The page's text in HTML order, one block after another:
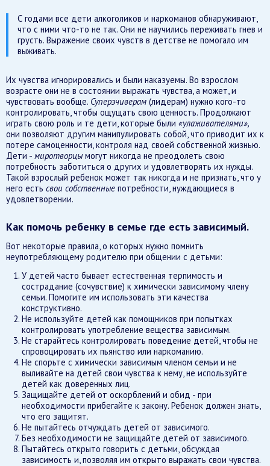
С годами все дети алкоголиков и наркоманов обнаруживают,
что с ними что-то не так. Они не научились переживать гнев и
грусть. Выражение своих чувств в детстве не помогало им
выживать.
Их чувства игнорировались и были наказуемы. Во взрослом
возрасте они не в состоянии выражать чувства, а может, и
чувствовать вообще. Суперэчиверам(лидерам) нужно кого-то
контролировать, чтобы ощущать свою ценность. Продолжают
играть свою роль и те дети, которые были «улаживателями»,
они позволяют другим манипулировать собой, что приводит их к
потере самоценности, контроля над своей собственной жизнью.
Дети - миротворцымогут никогда не преодолеть свою
потребность заботиться о других и удовлетворять их нужды.
Такой взрослый ребенок может так никогда и не признать, что у
него есть свои собственныепотребности, нуждающиеся в
удовлетворении.
Как помочь ребенку в семье где есть зависимый.
Вот некоторые правила, о которых нужно помнить
неупотребляющему родителю при общении с детьми:
У детей часто бывает естественная терпимость и
сострадание (сочувствие) к химически зависимому члену
семьи. Помогите им использовать эти качества
конструктивно.
Не используйте детей как помощников при попытках
контролировать употребление вещества зависимым.
Не старайтесь контролировать поведение детей, чтобы не
спровоцировать их пьянство или наркоманию.
Не спорьте с химически зависимым членом семьи и не
выливайте на детей свои чувства к нему, не используйте
детей как доверенных лиц.
Защищайте детей от оскорблений и обид - при
необходимости прибегайте к закону. Ребенок должен знать,
что его защитят.
Не пытайтесь отчуждать детей от зависимого.
Без необходимости не защищайте детей от зависимого.
Пытайтесь открыто говорить с детьми, обсуждая
зависимость и, позволяя им открыто выражать свои чувства.